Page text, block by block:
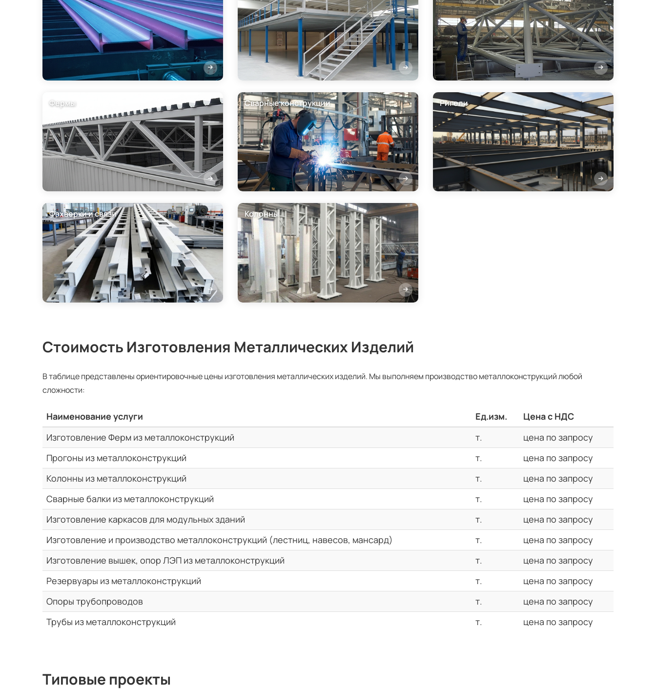
Фермы Сварные конструкции Ригели
Фахверки и связи Колонны
Стоимость Изготовления Металлических Изделий
В таблице представлены ориентировочные цены изготовления металлических изделий. Мы выполняем производство металлоконструкций любой
сложности:
Наименование услуги Ед.изм.
Цена с НДС
Изготовление Ферм из металлоконструкций
т.
цена по запросу
Прогоны из металлоконструкций
т.
цена по запросу
Колонны из металлоконструкций
т.
цена по запросу
Сварные балки из металлоконструкций
т.
цена по запросу
Изготовление каркасов для модульных зданий
т.
цена по запросу
Изготовление и производство металлоконструкций (лестниц, навесов, мансард)
т.
цена по запросу
Изготовление вышек, опор ЛЭП из металлоконструкций
т.
цена по запросу
Резервуары из металлоконструкций
т.
цена по запросу
Опоры трубопроводов
т.
цена по запросу
Трубы из металлоконструкций
т. цена по запросу
Типовые проекты